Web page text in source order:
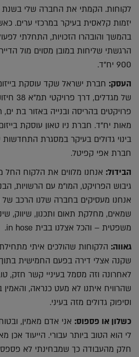
יזמות קלאסית בעיקר במרכזי ערים.
בהמשך והובהרו הזכויות, התחלתי
הרגשתי שליחות במובן מסוים מול
900 יח"ד.
העסק: חברת ישראל שקד עוסקת
של
פרויקטים בהריסה ובנייה באזור בת
מאות יח"ד. חברת ניו טאון עוסקת
בינוי גדולים בעיקר במסגרת התחדשות
חברת אפי קפיטל.
הבידול: אנחנו מלווים את הלקוח
גיבוש הפרויקט, המו"מ עם הרשויות,
אנחנו מעסיקים בחברה שלנו הרכב של
שמאים, מחלקת תאום ותכנון, שיווק,
משפטית – והכל אצלנו בבית in hose.
גאווה: הלקוחות שהולכים איתי
שקנה אצלי דירה בפעם החמישית
לאחרונה וזה מסמל בעיניי קשר חזק,
שהרוויח איתנו לא מעט כנראה, והאמין
וסיפוק גדולים מזה בעיני.
כשלון או פספוס: אני אדם מאמין,
לי הוא הטוב ביותר עבורי. הייעוד אכן
חלק מהעבודה כך שמבחינתי לא